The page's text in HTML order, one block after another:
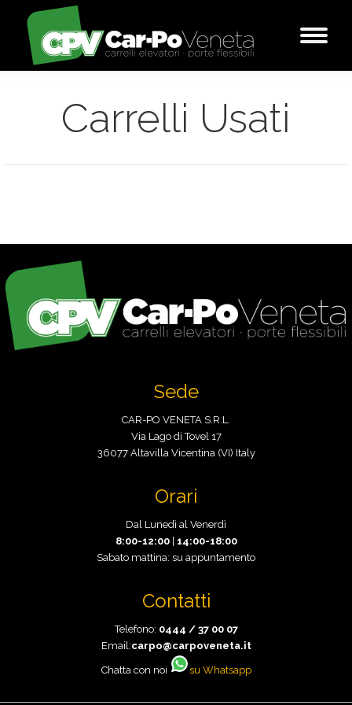
Carrelli Usati
Sede
CAR-PO VENETA S.R.L.
Via Lago di Tovel 17
36077 Altavilla Vicentina (VI) Italy
Orari
Dal Lunedì al Venerdì
8:00-12:00| 14:00-18:00
Sabato mattina: su appuntamento
Contatti
Telefono: 0444 / 37 00 07
Email:carpo@carpoveneta.it
Chatta con noi su Whatsapp